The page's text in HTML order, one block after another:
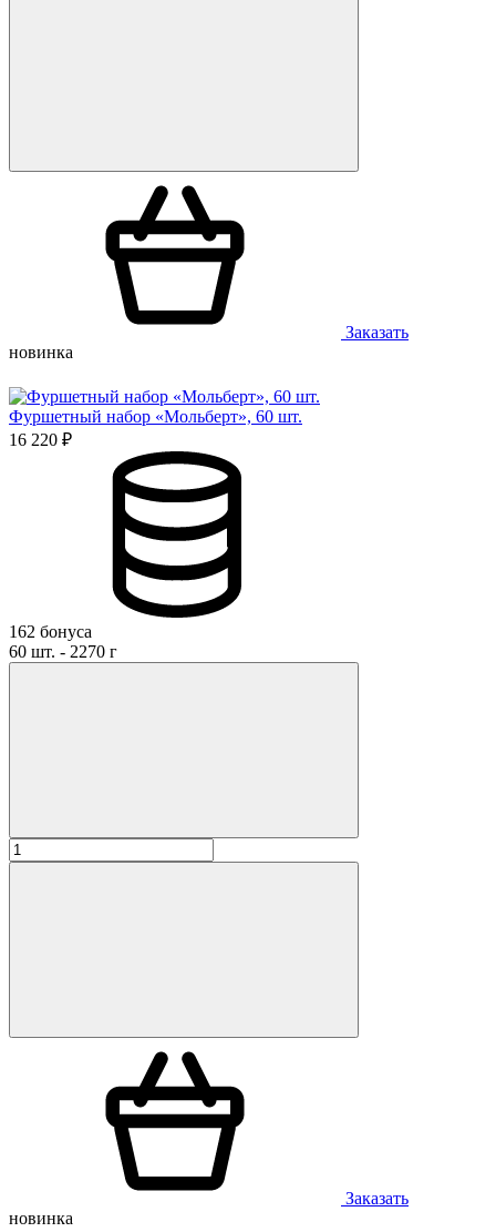
Заказать
новинка
Фуршетный набор «Мольберт», 60 шт.
16 220 ₽
162 бонуса
60 шт. - 2270 г
Заказать
новинка